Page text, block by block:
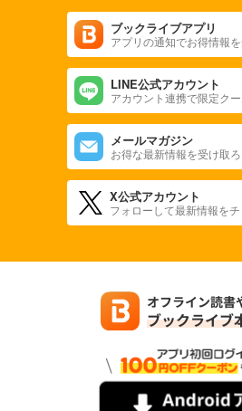
ブックライブアプリ
アプリの通知でお得情報
LINE公式アカウント
アカウント連携で限定ク
メールマガジン
お得な最新情報を受け取ろ
X公式アカウント
フォローして最新情報をチ